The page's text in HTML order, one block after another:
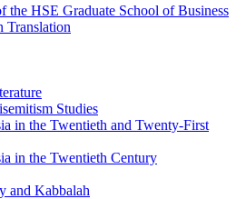
the HSE Graduate School of Business
Translation
Studies
in the Twentieth and Twenty-First
in the Twentieth Century
and Kabbalah